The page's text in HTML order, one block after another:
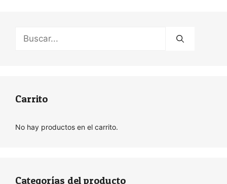
Buscar:
Carrito
No hay productos en el carrito.
Categorías del producto